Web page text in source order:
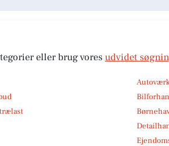
eller brug voresudvidet